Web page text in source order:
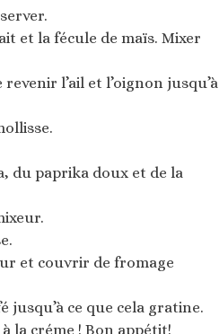
et la fécule de maïs. Mixer
l’ail et l’oignon jusqu’à
du paprika doux et de la
et couvrir de fromage
ce que cela gratine.
la créme ! Bon appétit!